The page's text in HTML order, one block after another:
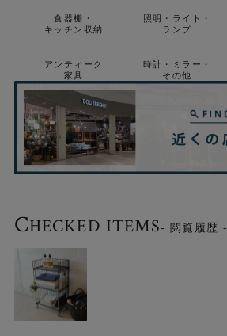
食器棚・
キッチン収納
照明・ライト・
ランプ
アンティーク
家具
時計・ミラー・
その他
CHECKED ITEMS- 閲覧履歴 -